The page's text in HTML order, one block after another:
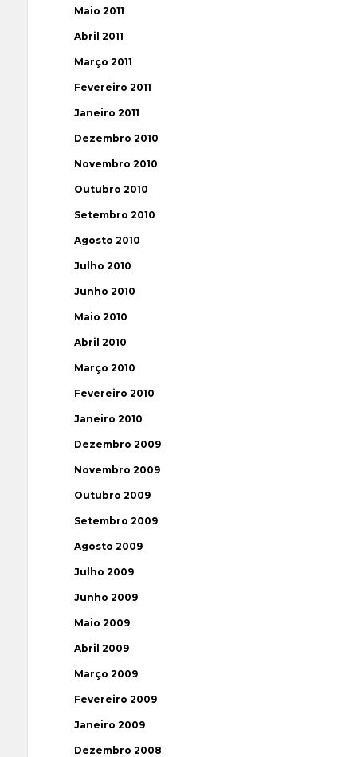
Maio 2011
Abril 2011
Março 2011
Fevereiro 2011
Janeiro 2011
Dezembro 2010
Novembro 2010
Outubro 2010
Setembro 2010
Agosto 2010
Julho 2010
Junho 2010
Maio 2010
Abril 2010
Março 2010
Fevereiro 2010
Janeiro 2010
Dezembro 2009
Novembro 2009
Outubro 2009
Setembro 2009
Agosto 2009
Julho 2009
Junho 2009
Maio 2009
Abril 2009
Março 2009
Fevereiro 2009
Janeiro 2009
Dezembro 2008